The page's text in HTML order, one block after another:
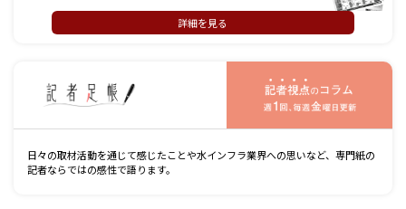
詳細を見る
日々の取材活動を通じて感じたことや水インフラ業界への思いなど、専門紙の
記者ならではの感性で語ります。